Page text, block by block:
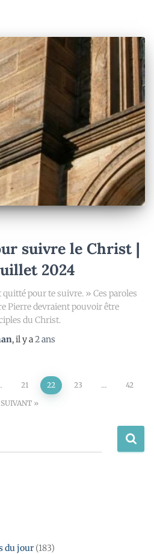
suivre le Christ |
2024
pour te suivre. » Ces paroles
Pierre devraient pouvoir être
du Christ.
, il y a2 ans
21 22 23 …
42
SUIVANT
du jour (183)